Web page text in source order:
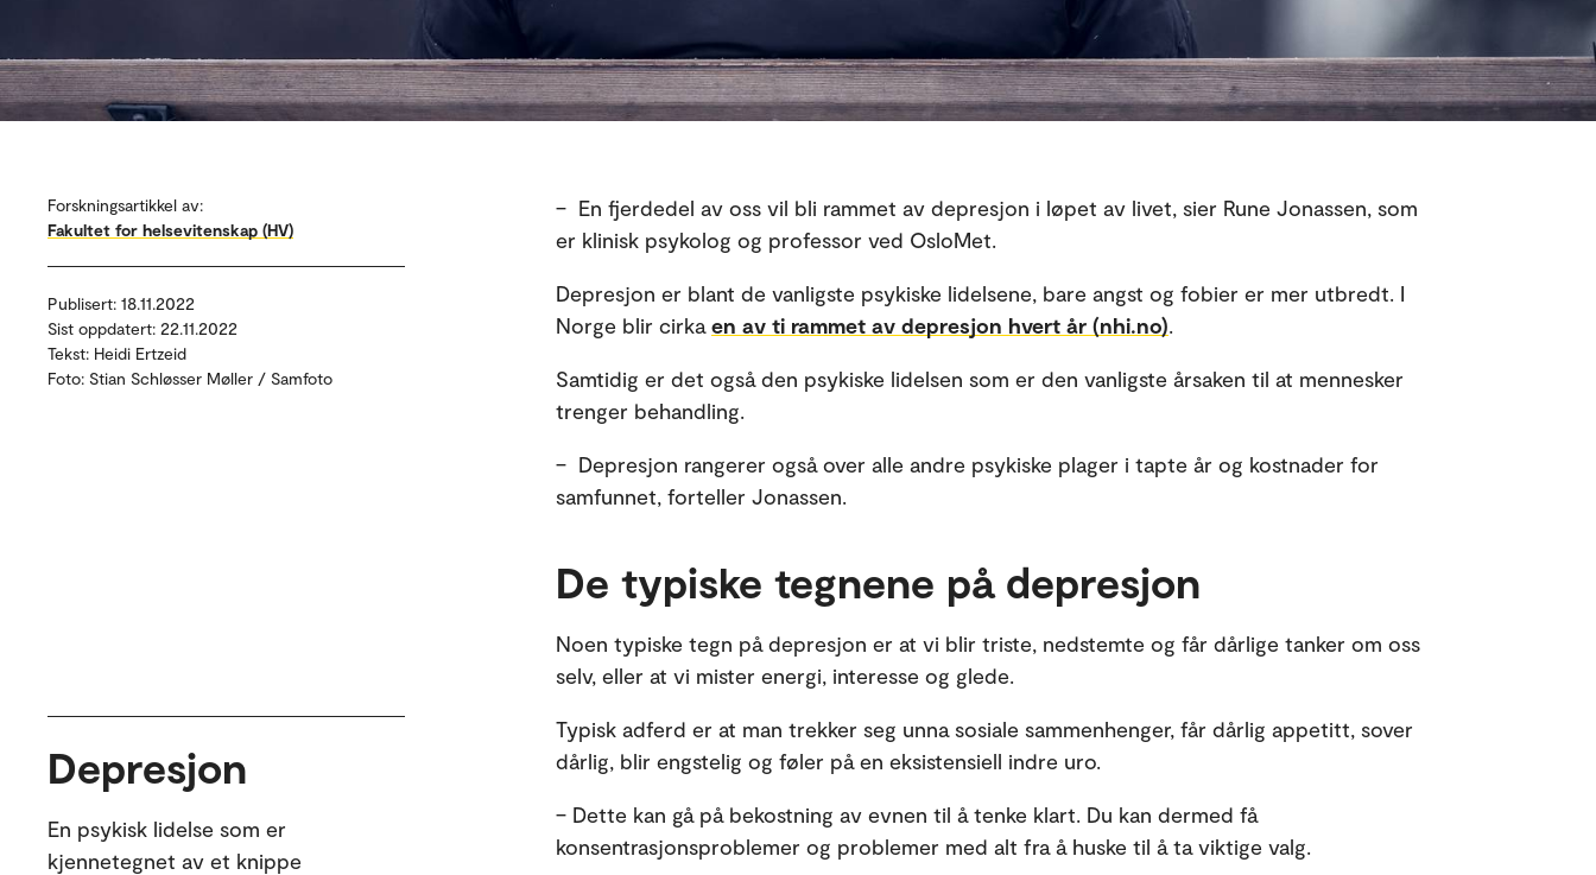
Forskningsartikkel av:
Fakultet for helsevitenskap (HV)
Publisert: 18.11.2022
Sist oppdatert: 22.11.2022
Tekst: Heidi Ertzeid
Foto: Stian Schløsser Møller / Samfoto
– En fjerdedel av oss vil bli rammet av depresjon i løpet av livet, sier Rune Jonassen, som
er klinisk psykolog og professor ved OsloMet.
Depresjon er blant de vanligste psykiske lidelsene, bare angst og fobier er mer utbredt. I
Norge blir cirkaen av ti rammet av depresjon hvert år (nhi.no).
Samtidig er det også den psykiske lidelsen som er den vanligste årsaken til at mennesker
trenger behandling.
– Depresjon rangerer også over alle andre psykiske plager i tapte år og kostnader for
samfunnet, forteller Jonassen.
De typiske tegnene på depresjon
Noen typiske tegn på depresjon er at vi blir triste, nedstemte og får dårlige tanker om oss
selv, eller at vi mister energi, interesse og glede.
Depresjon
En psykisk lidelse som er
kjennetegnet av et knippe
Typisk adferd er at man trekker seg unna sosiale sammenhenger, får dårlig appetitt, sover
dårlig, blir engstelig og føler på en eksistensiell indre uro.
– Dette kan gå på bekostning av evnen til å tenke klart. Du kan dermed få
konsentrasjonsproblemer og problemer med alt fra å huske til å ta viktige valg.